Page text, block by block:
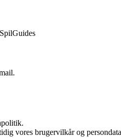
SpilGuides
vores brugervilkår og